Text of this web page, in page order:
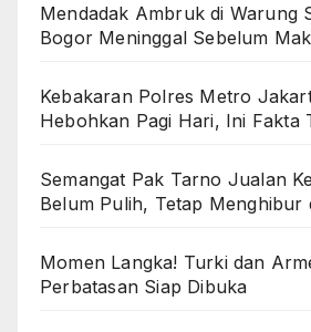
Mendadak Ambruk di Warung
Bogor Meninggal Sebelum
Kebakaran Polres Metro
Hebohkan Pagi Hari, Ini Fakta
Semangat Pak Tarno Jualan
Belum Pulih, Tetap Menghibur
Momen Langka! Turki dan
Perbatasan Siap Dibuka